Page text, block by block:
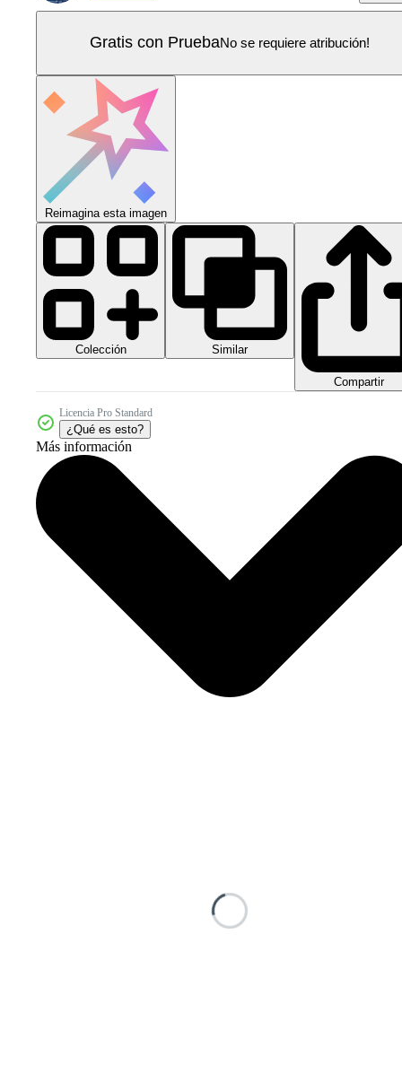
Gratis con PruebaNo se requiere atribución!
Reimagina esta imagen
Colección Similar
Compartir
Licencia Pro Standard
¿Qué es esto?
Más información